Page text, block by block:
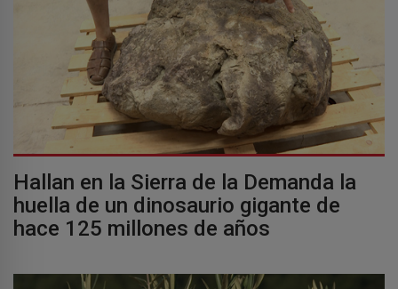
Hallan en la Sierra de la Demanda la
huella de un dinosaurio gigante de
hace 125 millones de años